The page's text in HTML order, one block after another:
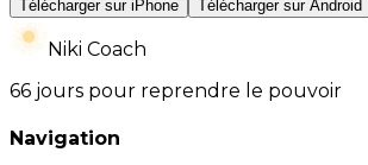
Télécharger sur iPhone Télécharger sur Android
Niki Coach
66 jours pour reprendre le pouvoir
Navigation